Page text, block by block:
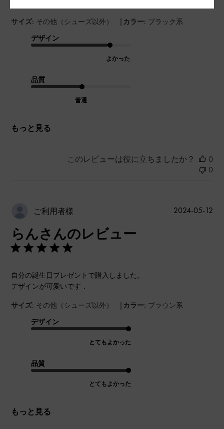
サイズ: その他（シューズ以外） | カラー: ブラック系
デザイン
よかった
品質
普通
もっと見る
このレビューは役に立ちましたか？
0
0
ご利用者様
らんさんのレビュー
自分の誕生日プレゼントで購入しました。
デザインが可愛いです．
サイズ: その他（シューズ以外） | カラー: ブラウン系
デザイン
とてもよかった
品質
とてもよかった
もっと見る
公
2024-05-12